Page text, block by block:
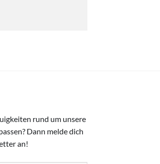
rund um unsere
Dann melde dich
an!